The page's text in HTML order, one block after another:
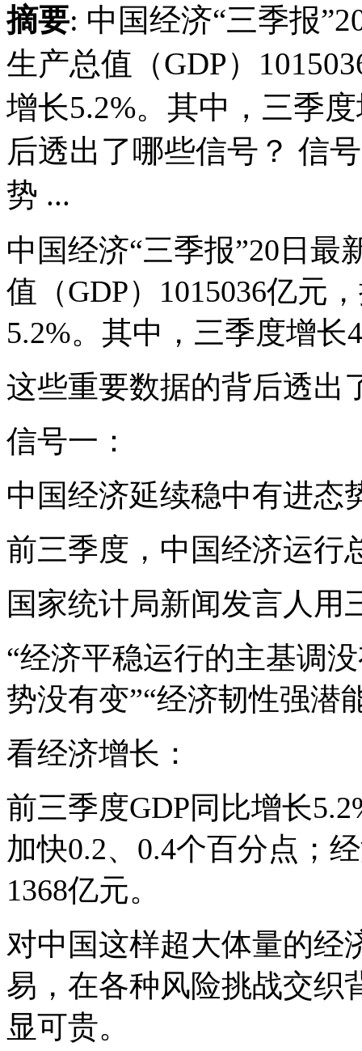
摘要: 中国经济“三季报
生产总值（GDP）
增长5.2%。其中，三季
后透出了哪些信号？ 信
势 ...
中国经济“三季报”20日最
值（GDP）1015036亿元
5.2%。其中，三季度增长
这些重要数据的背后透出
信号一：
中国经济延续稳中有进态
前三季度，中国经济运行
国家统计局新闻发言人
“经济平稳运行的主基调
势没有变”“经济韧性强潜
看经济增长：
前三季度GDP同比增长
加快0.2、0.4个百分点；
1368亿元。
对中国这样超大体量的经
易，在各种风险挑战交织
显可贵。